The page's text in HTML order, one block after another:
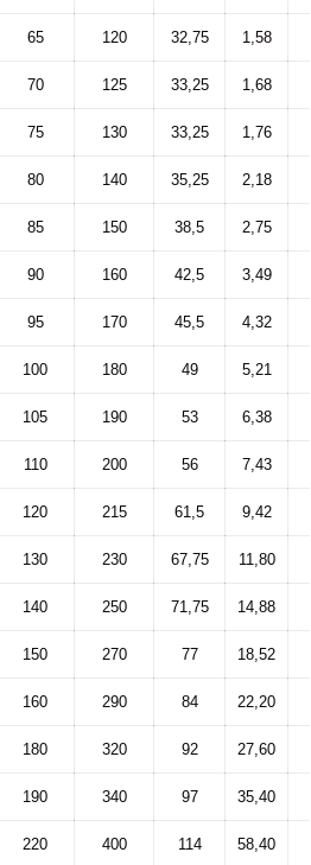
65 120 32,75 1,58
70 125 33,25 1,68
75 130 33,25 1,76
80 140 35,25 2,18
85 150 38,5 2,75
90 160 42,5 3,49
95 170 45,5 4,32
100 180 49 5,21
105 190 53 6,38
110 200 56 7,43
120 215 61,5 9,42
130 230 67,75 11,80
140 250 71,75 14,88
150 270 77 18,52
160 290 84 22,20
180 320 92 27,60
190 340 97 35,40
220 400 114 58,40